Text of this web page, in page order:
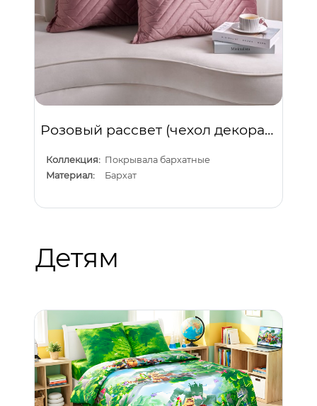
Розовый рассвет (чехол декоративный)
Коллекция: Покрывала бархатные
Материал:
Бархат
Детям